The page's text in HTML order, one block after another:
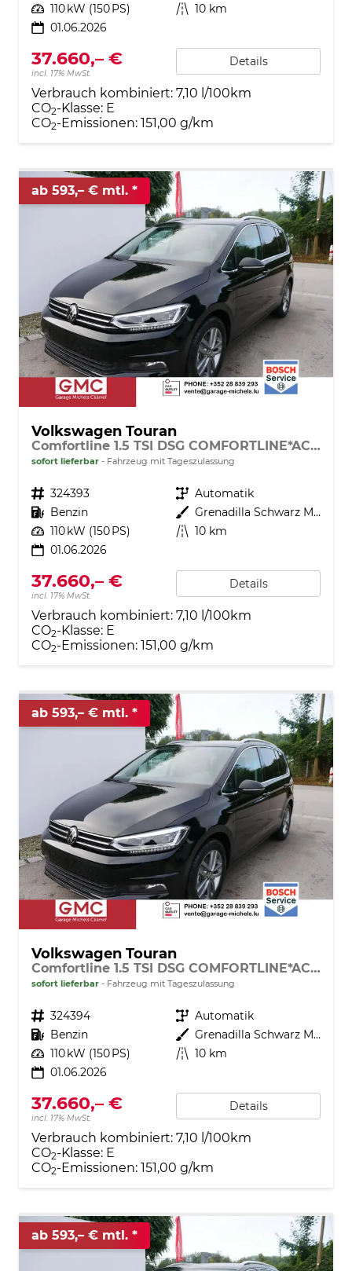
Leistung 110 kW (150 PS) Kilometerstand 10 km
01.06.2026
37.660,– €
incl. 17% MwSt.
Details
Verbrauch kombiniert: 7,10 l/100km
CO2-Klasse: E
CO2-Emissionen: 151,00 g/km
ab 593,– € mtl.
Volkswagen Touran
Comfortline 1.5 TSI DSG COMFORTLINE*ACC*LED*PDC*KAMERA*NAVI*SHZ* 7-SITZER 17-ZOLL
sofort lieferbar Fahrzeug mit Tageszulassung
Fahrzeugnr. 324393 Getriebe Automatik
Kraftstoff Benzin Außenfarbe
Grenadilla Schwarz Metallic
Leistung 110 kW (150 PS) Kilometerstand 10 km
01.06.2026
37.660,– €
incl. 17% MwSt.
Details
Verbrauch kombiniert: 7,10 l/100km
CO2-Klasse: E
CO2-Emissionen: 151,00 g/km
ab 593,– € mtl.
Volkswagen Touran
Comfortline 1.5 TSI DSG COMFORTLINE*ACC*LED*PDC*KAMERA*NAVI*SHZ* 7-SITZER 17-ZOLL
sofort lieferbar Fahrzeug mit Tageszulassung
Fahrzeugnr. 324394 Getriebe Automatik
Kraftstoff Benzin Außenfarbe
Grenadilla Schwarz Metallic
Leistung 110 kW (150 PS) Kilometerstand 10 km
01.06.2026
37.660,– €
incl. 17% MwSt.
Details
Verbrauch kombiniert: 7,10 l/100km
CO2-Klasse: E
CO2-Emissionen: 151,00 g/km
ab 593,– € mtl.